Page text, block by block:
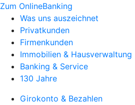
Zum OnlineBanking
Was uns auszeichnet
Privatkunden
Firmenkunden
Immobilien & Hausverwaltung
Banking & Service
130 Jahre
Girokonto & Bezahlen